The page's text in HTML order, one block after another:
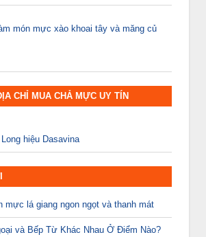
món mực xào khoai tây và măng củ
CHỈ MUA CHẢ MỰC UY TÍN
hiệu Dasavina
mực lá giang ngon ngọt và thanh mát
và Bếp Từ Khác Nhau Ở Điểm Nào?